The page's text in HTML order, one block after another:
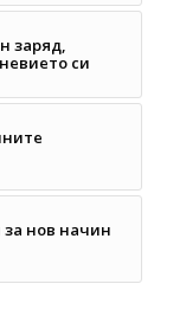
заряд,
си
нов начин